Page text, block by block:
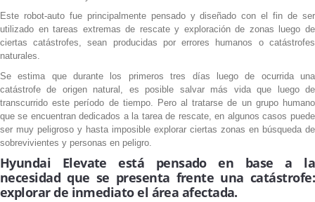
Este robot-auto fue principalmente pensado y diseñado con el fin de ser
utilizado en tareas extremas de rescate y exploración de zonas luego de
ciertas catástrofes, sean producidas por errores humanos o catástrofes
naturales.
Se estima que durante los primeros tres días luego de ocurrida una
catástrofe de origen natural, es posible salvar más vida que luego de
transcurrido este período de tiempo. Pero al tratarse de un grupo humano
que se encuentran dedicados a la tarea de rescate, en algunos casos puede
ser muy peligroso y hasta imposible explorar ciertas zonas en búsqueda de
sobrevivientes y personas en peligro.
Hyundai Elevate está pensado en base a la
necesidad que se presenta frente una catástrofe:
explorar de inmediato el área afectada.